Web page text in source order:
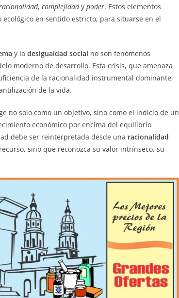
, complejidady poder. Estos elementos
en sentido estricto, para situarse en el
y la desigualdad social no son fenómenos
moderno de desarrollo. Esta crisis, que amenaza
de la racionalidad instrumental dominante,
de la vida.
no solo como un objetivo, sino como el indicio de un
económico por encima del equilibrio
debe ser reinterpretada desde una racionalidad
sino que reconozca su valor intrínseco, su